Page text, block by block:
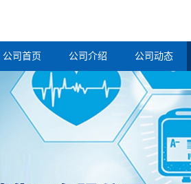
公司首页 公司介绍 公司动态